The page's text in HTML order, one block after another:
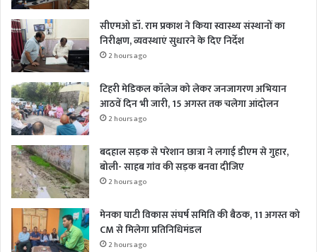
सीएमओ डॉ. राम प्रकाश ने किया स्वास्थ्य संस्थानों का
निरीक्षण, व्यवस्थाएं सुधारने के दिए निर्देश
2 hours ago
टिहरी मेडिकल कॉलेज को लेकर जनजागरण अभियान
आठवें दिन भी जारी, 15 अगस्त तक चलेगा आंदोलन
2 hours ago
बदहाल सड़क से परेशान छात्रा ने लगाई डीएम से गुहार,
बोली- साहब गांव की सड़क बनवा दीजिए
2 hours ago
मेनका घाटी विकास संघर्ष समिति की बैठक, 11 अगस्त को
CM से मिलेगा प्रतिनिधिमंडल
2 hours ago